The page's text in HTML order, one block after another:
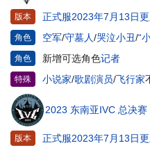
版本 正式服2023年7月13日
角色 空军/守墓人/哭泣小丑/“
角色 新增可选角色记者
特殊 小说家/歌剧演员/飞行家
2023 东南亚IVC 总决赛
版本 正式服2023年7月13日